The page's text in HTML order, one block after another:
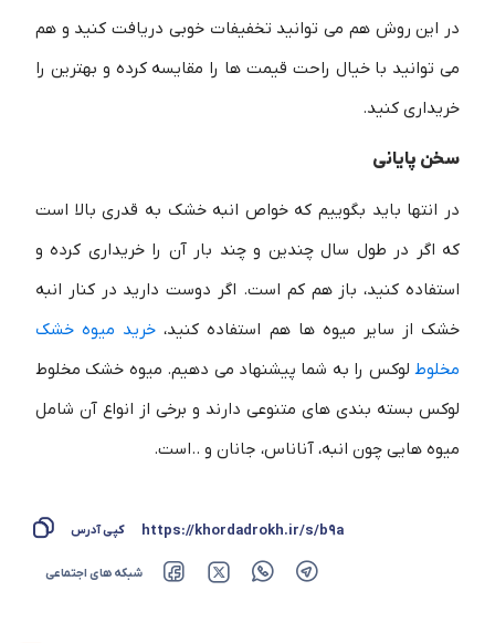
در این روش هم می توانید تخفیفات خوبی دریافت کنید و هم
می توانید با خیال راحت قیمت ها را مقایسه کرده و بهترین را
خریداری کنید.
سخن پایانی
در انتها باید بگوییم که خواص انبه خشک به قدری بالا است
که اگر در طول سال چندین و چند بار آن را خریداری کرده و
استفاده کنید، باز هم کم است. اگر دوست دارید در کنار انبه
خشک از سایر میوه ها هم استفاده کنید،خرید میوه خشک
مخلوط لوکس را به شما پیشنهاد می دهیم. میوه خشک مخلوط
لوکس بسته بندی های متنوعی دارند و برخی از انواع آن شامل
میوه هایی چون انبه، آناناس، جانان و ..است.
https://khordadrokh.ir/s/b9a کپی آدرس
شبکه های اجتماعی